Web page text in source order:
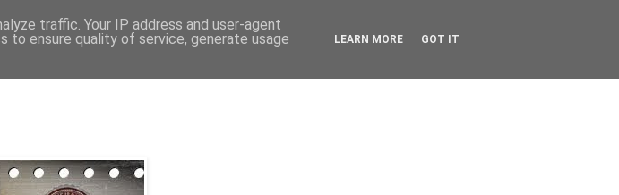
traffic. Your IP address and user-agent
to ensure quality of service, generate usage
LEARN MORE GOT IT